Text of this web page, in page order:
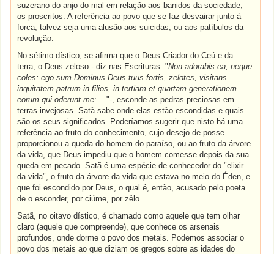
suzerano do anjo do mal em relação aos banidos da sociedade,
os proscritos. A referência ao povo que se faz desvairar junto à
forca, talvez seja uma alusão aos suicidas, ou aos patíbulos da
revolução.
No sétimo dístico, se afirma que o Deus Criador do Ceú e da
terra, o Deus zeloso - diz nas Escrituras: "Non adorabis ea, neque
coles: ego sum Dominus Deus tuus fortis, zelotes, visitans
inquitatem patrum in filios, in tertiam et quartam generationem
eorum qui oderunt me: ..."-, esconde as pedras preciosas em
terras invejosas. Satã sabe onde elas estão escondidas e quais
são os seus significados. Poderíamos sugerir que nisto há uma
referência ao fruto do conhecimento, cujo desejo de posse
proporcionou a queda do homem do paraíso, ou ao fruto da árvore
da vida, que Deus impediu que o homem comesse depois da sua
queda em pecado. Satã é uma espécie de conhecedor do "elixir
da vida", o fruto da árvore da vida que estava no meio do Éden, e
que foi escondido por Deus, o qual é, então, acusado pelo poeta
de o esconder, por ciúme, por zêlo.
Satã, no oitavo dístico, é chamado como aquele que tem olhar
claro (aquele que compreende), que conhece os arsenais
profundos, onde dorme o povo dos metais. Podemos associar o
povo dos metais ao que diziam os gregos sobre as idades do